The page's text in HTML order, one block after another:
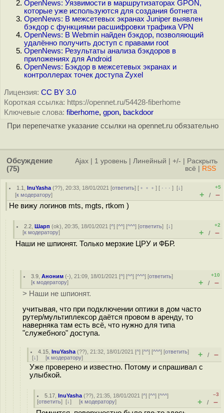
OpenNews: Уязвимости в маршрутизаторах GPON,
которые уже используются для создания ботнета
OpenNews: В межсетевых экранах Juniper выявлен
бэкдор с функциями расшифровки трафика VPN
OpenNews: В Webmin найден бэкдор, позволяющий
удалённо получить доступ с правами root
OpenNews: Результаты анализа бэкдоров в
приложениях для Android
OpenNews: Бэкдор в межсетевых экранах и
контроллерах точек доступа Zyxel
Лицензия: CC BY 3.0
Короткая ссылка: https://opennet.ru/54428-fiberhome
Ключевые слова: fiberhome, gpon, backdoor
При перепечатке указание ссылки на opennet.ru обязательно
Обсуждение
(75)
Ajax 1 уровень Линейный +/-
Раскрыть
всё
RSS
1.1 ,InuYasha (??), 20:33, 18/01/2021 [ответить] [ ﹢﹢﹢] [ · · ·][↓]
[к модератору]
+5
+ / –
Не вижу логинов mts, mgts, rtkom )
2.2 ,Шарп (ok), 20:35, 18/01/2021 [^] [^^] [^^^] [ответить][↓]
[к модератору]
+2
+ / –
Наши не шпионят. Только мерзкие ЦРУ и ФБР.
3.9 ,Аноним (-), 21:09, 18/01/2021 [^] [^^] [^^^] [ответить]
[к модератору]
+10
+ / –
> Наши не шпионят.
учитывая, что при подключении оптики в дом часто
рутер/мультиплексор даётся провом в аренду, то
наверняка там есть всё, что нужно для типа
"служебного" доступа.
4.15 ,InuYasha (??), 21:32, 18/01/2021 [^] [^^] [^^^] [ответить]
[↓] [к модератору] + / –
Уже проверено и известно. Потому и спрашивал с
улыбкой.
5.17 ,InuYasha (??), 21:35, 18/01/2021 [^] [^^] [^^^]
[ответить] [↓] [к модератору]
–3
+ / –